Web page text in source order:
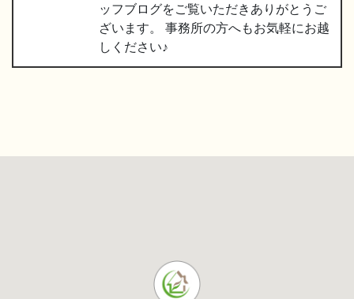
ッフブログをご覧いただきありがとうご
ざいます。 事務所の方へもお気軽にお越
しください♪